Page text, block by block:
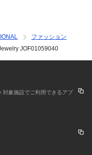
ファッション
JOF01059040
対象施設でご利用できるアプ